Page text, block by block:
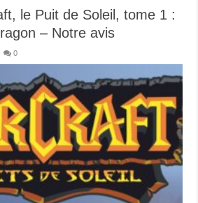
le Puit de Soleil, tome 1 :
– Notre avis
0